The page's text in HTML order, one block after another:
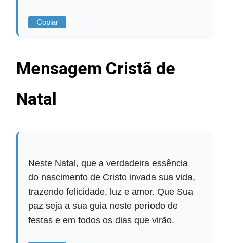
Copiar
Mensagem Cristã de
Natal
Neste Natal, que a verdadeira essência
do nascimento de Cristo invada sua vida,
trazendo felicidade, luz e amor. Que Sua
paz seja a sua guia neste período de
festas e em todos os dias que virão.